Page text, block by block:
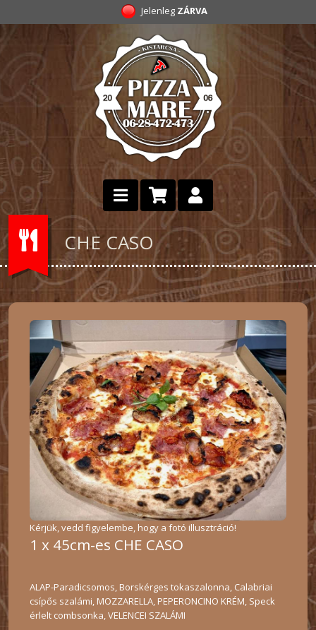
Jelenleg ZÁRVA
CHE CASO
Kérjük, vedd figyelembe, hogy a fotó illusztráció!
1 x 45cm-es CHE CASO
ALAP-Paradicsomos, Borskérges tokaszalonna, Calabriai
csípős szalámi, MOZZARELLA, PEPERONCINO KRÉM, Speck
érlelt combsonka, VELENCEI SZALÁMI